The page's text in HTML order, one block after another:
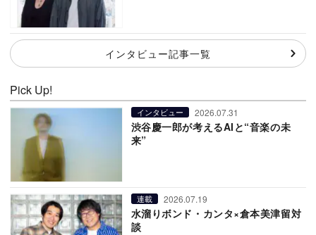
インタビュー記事一覧
Pick Up!
インタビュー 2026.07.31
渋谷慶一郎が考えるAIと“音楽の未
来”
連載 2026.07.19
水溜りボンド・カンタ×倉本美津留対
談